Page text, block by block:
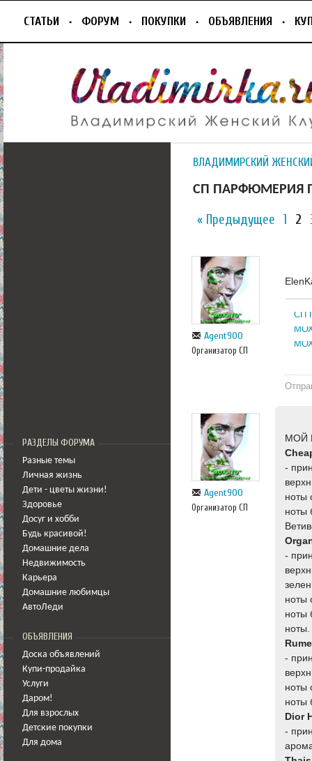
СТАТЬИ ФОРУМ ПОКУПКИ ОБЪЯВЛЕНИЯ
РАЗДЕЛЫ ФОРУМА
Разные темы
Личная жизнь
Дети - цветы жизни!
Здоровье
Досуг и хобби
Будь красивой!
Домашние дела
Недвижимость
Карьера
Домашние любимцы
АвтоЛеди
ОБЪЯВЛЕНИЯ
Доска объявлений
Купи-продайка
Услуги
Даром!
Для взрослых
Детские покупки
Для дома
ВЛАДИМИРСКИЙ
СП ПАРФЮМЕРИЯ
« Предыдущее 1 2
Agent900
Организатор СП
СП
Agent900
Организатор СП
МОЙ
-
ноты
ноты
-
ноты
ноты
ноты.
-
ноты
ноты
Dior
-